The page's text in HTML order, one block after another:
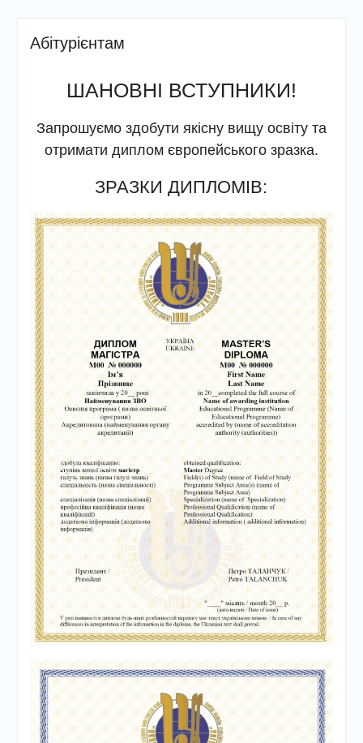
Абітурієнтам
ШАНОВНІ ВСТУПНИКИ!
Запрошуємо здобути якісну вищу освіту та
отримати диплом європейського зразка.
ЗРАЗКИ ДИПЛОМІВ: